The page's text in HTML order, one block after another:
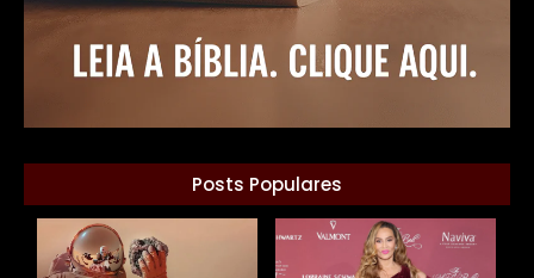
Posts Populares